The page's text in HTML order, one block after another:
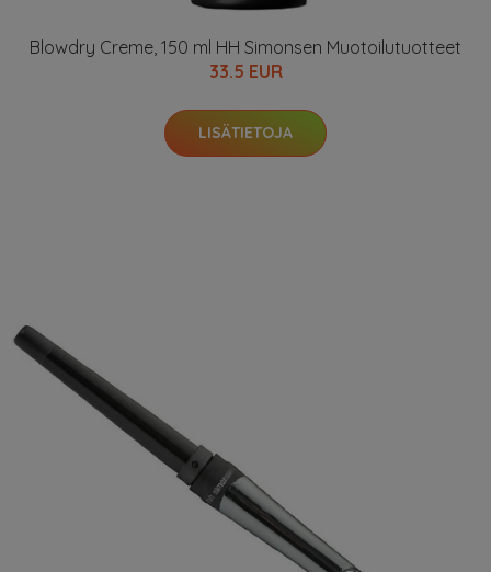
Blowdry Creme, 150 ml HH Simonsen Muotoilutuotteet
33.5 EUR
LISÄTIETOJA